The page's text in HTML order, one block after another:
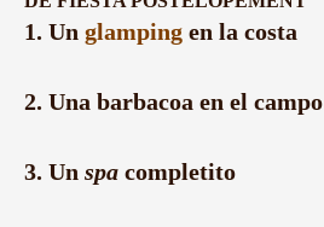
1. Un glamping en la costa
2. Una barbacoa en el campo
3. Un spa completito